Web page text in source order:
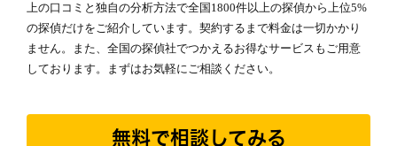
カウンセリング
かわる費用と報告書、動画データ制作料、相談
続きを読む
上の口コミと独自の分析方法で全国1800件以上の探偵から上位5%
の探偵だけをご紹介しています。契約するまで料金は一切かかり
ません。また、全国の探偵社でつかえるお得なサービスもご用意
しております。まずはお気軽にご相談ください。
無料で相談してみる